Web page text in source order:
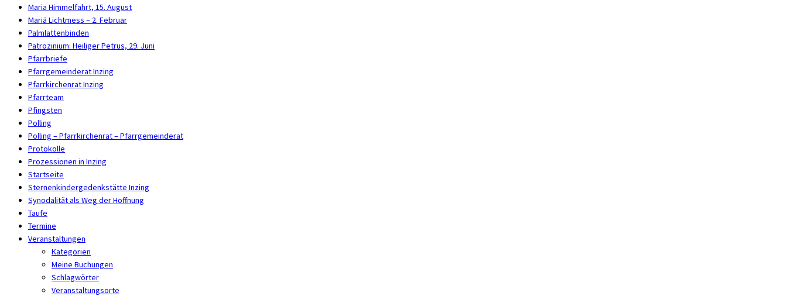
Maria Himmelfahrt, 15. August
Mariä Lichtmess – 2. Februar
Palmlattenbinden
Patrozinium: Heiliger Petrus, 29. Juni
Pfarrbriefe
Pfarrgemeinderat Inzing
Pfarrkirchenrat Inzing
Pfarrteam
Pfingsten
Polling
Polling – Pfarrkirchenrat – Pfarrgemeinderat
Protokolle
Prozessionen in Inzing
Startseite
Sternenkindergedenkstätte Inzing
Synodalität als Weg der Hoffnung
Taufe
Termine
Veranstaltungen
Kategorien
Meine Buchungen
Schlagwörter
Veranstaltungsorte